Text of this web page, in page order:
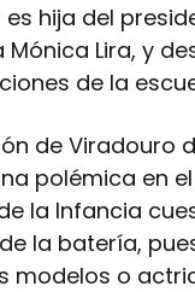
es hija del
Mónica Lira, y
de la
de Viradouro
polémica en
la Infancia
la batería,
modelos o